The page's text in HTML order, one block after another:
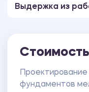
Выдержка из
фундаментов